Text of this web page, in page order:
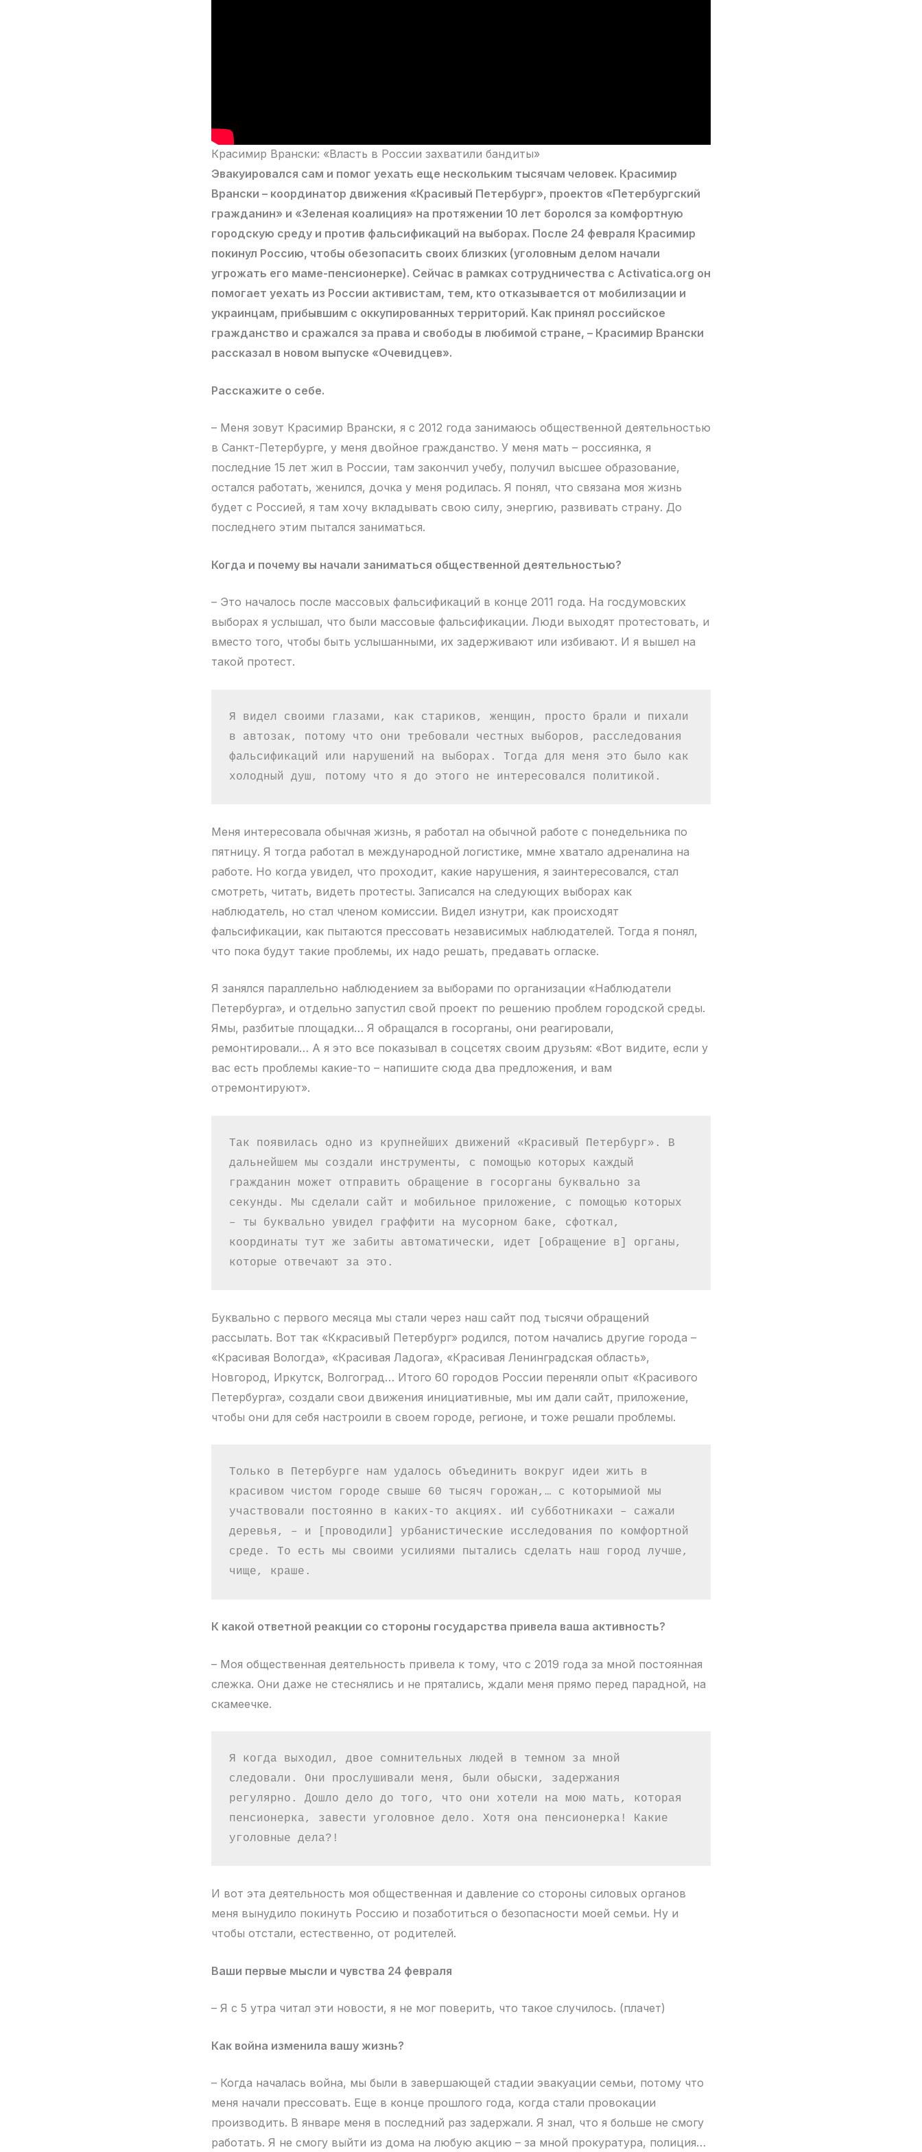
Красимир Врански: «Власть в России захватили бандиты»
Эвакуировался сам и помог уехать еще нескольким тысячам человек. Красимир
Врански – координатор движения «Красивый Петербург», проектов «Петербургский
гражданин» и «Зеленая коалиция» на протяжении 10 лет боролся за комфортную
городскую среду и против фальсификаций на выборах. После 24 февраля Красимир
покинул Россию, чтобы обезопасить своих близких (уголовным делом начали
угрожать его маме-пенсионерке). Сейчас в рамках сотрудничества с Activatica.org он
помогает уехать из России активистам, тем, кто отказывается от мобилизации и
украинцам, прибывшим с оккупированных территорий. Как принял российское
гражданство и сражался за права и свободы в любимой стране, – Красимир Врански
рассказал в новом выпуске «Очевидцев».
Расскажите о себе.
– Меня зовут Красимир Врански, я с 2012 года занимаюсь общественной деятельностью
в Санкт-Петербурге, у меня двойное гражданство. У меня мать – россиянка, я
последние 15 лет жил в России, там закончил учебу, получил высшее образование,
остался работать, женился, дочка у меня родилась. Я понял, что связана моя жизнь
будет с Россией, я там хочу вкладывать свою силу, энергию, развивать страну. До
последнего этим пытался заниматься.
Когда и почему вы начали заниматься общественной деятельностью?
– Это началось после массовых фальсификаций в конце 2011 года. На госдумовских
выборах я услышал, что были массовые фальсификации. Люди выходят протестовать, и
вместо того, чтобы быть услышанными, их задерживают или избивают. И я вышел на
такой протест.
Я видел своими глазами, как стариков, женщин, просто брали и пихали
в автозак, потому что они требовали честных выборов, расследования
фальсификаций или нарушений на выборах. Тогда для меня это было как
холодный душ, потому что я до этого не интересовался политикой.
Меня интересовала обычная жизнь, я работал на обычной работе с понедельника по
пятницу. Я тогда работал в международной логистике, ммне хватало адреналина на
работе. Но когда увидел, что проходит, какие нарушения, я заинтересовался, стал
смотреть, читать, видеть протесты. Записался на следующих выборах как
наблюдатель, но стал членом комиссии. Видел изнутри, как происходят
фальсификации, как пытаются прессовать независимых наблюдателей. Тогда я понял,
что пока будут такие проблемы, их надо решать, предавать огласке.
Я занялся параллельно наблюдением за выборами по организации «Наблюдатели
Петербурга», и отдельно запустил свой проект по решению проблем городской среды.
Ямы, разбитые площадки… Я обращался в госорганы, они реагировали,
ремонтировали… А я это все показывал в соцсетях своим друзьям: «Вот видите, если у
вас есть проблемы какие-то – напишите сюда два предложения, и вам
отремонтируют».
Так появилась одно из крупнейших движений «Красивый Петербург». В
дальнейшем мы создали инструменты, с помощью которых каждый
гражданин может отправить обращение в госорганы буквально за
секунды. Мы сделали сайт и мобильное приложение, с помощью которых
– ты буквально увидел граффити на мусорном баке, сфоткал,
координаты тут же забиты автоматически, идет [обращение в] органы,
которые отвечают за это.
Буквально с первого месяца мы стали через наш сайт под тысячи обращений
рассылать. Вот так «Ккрасивый Петербург» родился, потом начались другие города –
«Красивая Вологда», «Красивая Ладога», «Красивая Ленинградская область»,
Новгород, Иркутск, Волгоград… Итого 60 городов России переняли опыт «Красивого
Петербурга», создали свои движения инициативные, мы им дали сайт, приложение,
чтобы они для себя настроили в своем городе, регионе, и тоже решали проблемы.
Только в Петербурге нам удалось объединить вокруг идеи жить в
красивом чистом городе свыше 60 тысяч горожан,… с которымиой мы
участвовали постоянно в каких-то акциях. иИ субботникахи – сажали
деревья, – и [проводили] урбанистические исследования по комфортной
среде. То есть мы своими усилиями пытались сделать наш город лучше,
чище, краше.
К какой ответной реакции со стороны государства привела ваша активность?
– Моя общественная деятельность привела к тому, что с 2019 года за мной постоянная
слежка. Они даже не стеснялись и не прятались, ждали меня прямо перед парадной, на
скамеечке.
Я когда выходил, двое сомнительных людей в темном за мной
следовали. Они прослушивали меня, были обыски, задержания
регулярно. Дошло дело до того, что они хотели на мою мать, которая
пенсионерка, завести уголовное дело. Хотя она пенсионерка! Какие
уголовные дела?!
И вот эта деятельность моя общественная и давление со стороны силовых органов
меня вынудило покинуть Россию и позаботиться о безопасности моей семьи. Ну и
чтобы отстали, естественно, от родителей.
Ваши первые мысли и чувства 24 февраля
– Я с 5 утра читал эти новости, я не мог поверить, что такое случилось. (плачет)
Как война изменила вашу жизнь?
– Когда началась война, мы были в завершающей стадии эвакуации семьи, потому что
меня начали прессовать. Еще в конце прошлого года, когда стали провокации
производить. В январе меня в последний раз задержали. Я знал, что я больше не смогу
работать. Я не смогу выйти из дома на любую акцию – за мной прокуратура, полиция…